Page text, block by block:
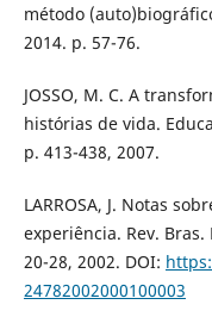
método
2014. p. 57-76.
JOSSO, M. C. A
histórias de vida.
p. 413-438, 2007.
LARROSA, J. Notas
experiência. Rev.
20-28, 2002. DOI:
24782002000100003